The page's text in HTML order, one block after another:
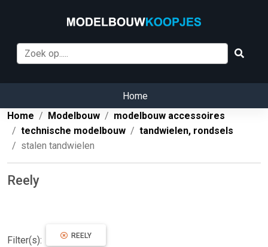
Home
Home
Modelbouw
modelbouw accessoires
technische modelbouw
tandwielen, rondsels
stalen tandwielen
Reely
Filter(s): REELY